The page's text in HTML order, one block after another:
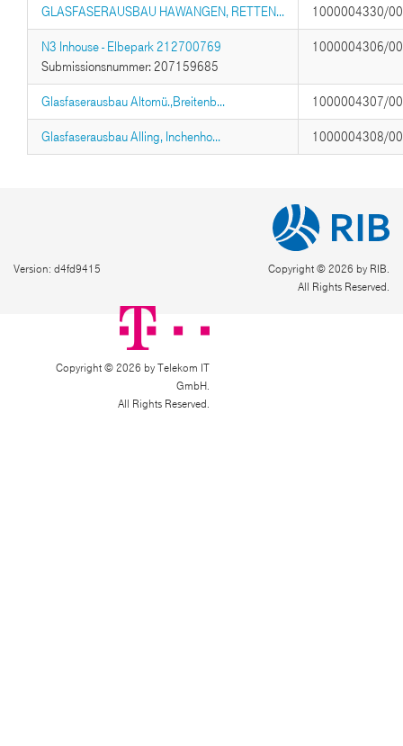
GLASFASERAUSBAU HAWANGEN, RETTEN... 1000004330/
N3 Inhouse - Elbepark 212700769
Submissionsnummer: 207159685
1000004306/
Glasfaserausbau Altomü.,Breitenb... 1000004307/
Glasfaserausbau Alling, Inchenho... 1000004308/
Version: d4fd9415
Copyright © 2026 by RIB.
All Rights Reserved.
Copyright © 2026 by Telekom IT
GmbH.
All Rights Reserved.